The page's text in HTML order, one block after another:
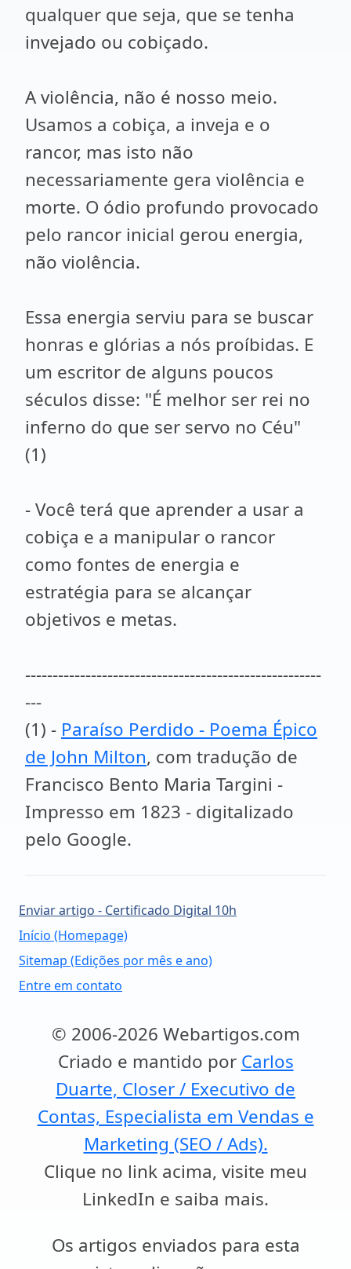
qualquer que seja, que se tenha
invejado ou cobiçado.
A violência, não é nosso meio.
Usamos a cobiça, a inveja e o
rancor, mas isto não
necessariamente gera violência e
morte. O ódio profundo provocado
pelo rancor inicial gerou energia,
não violência.
Essa energia serviu para se buscar
honras e glórias a nós proíbidas. E
um escritor de alguns poucos
séculos disse: "É melhor ser rei no
inferno do que ser servo no Céu"
(1)
- Você terá que aprender a usar a
cobiça e a manipular o rancor
como fontes de energia e
estratégia para se alcançar
objetivos e metas.
------------------------------------------------------
---
(1) - Paraíso Perdido - Poema Épico
de John Milton, com tradução de
Francisco Bento Maria Targini -
Impresso em 1823 - digitalizado
pelo Google.
Enviar artigo - Certificado Digital 10h
Início (Homepage)
Sitemap (Edições por mês e ano)
Entre em contato
© 2006-2026 Webartigos.com
Criado e mantido por Carlos
Duarte, Closer / Executivo de
Contas, Especialista em Vendas e
Marketing (SEO / Ads).
Clique no link acima, visite meu
LinkedIn e saiba mais.
Os artigos enviados para esta